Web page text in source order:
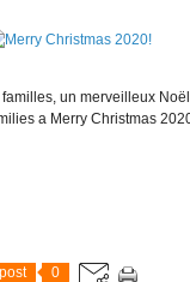
un merveilleux
a Merry Christmas
0